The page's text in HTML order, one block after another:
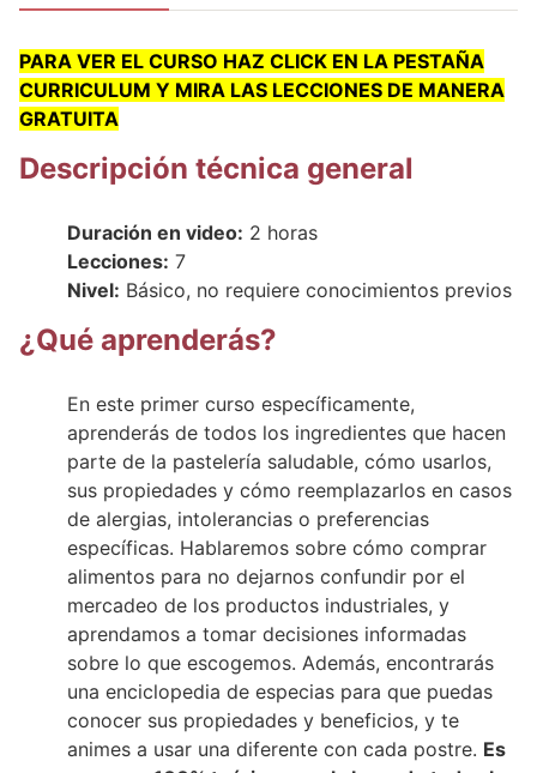
PARA VER EL CURSO HAZ CLICK EN LA PESTAÑA
CURRICULUM Y MIRA LAS LECCIONES DE MANERA
GRATUITA
Descripción técnica general
Duración en video: 2 horas
Lecciones: 7
Nivel: Básico, no requiere conocimientos previos
¿Qué aprenderás?
En este primer curso específicamente,
aprenderás de todos los ingredientes que hacen
parte de la pastelería saludable, cómo usarlos,
sus propiedades y cómo reemplazarlos en casos
de alergias, intolerancias o preferencias
específicas. Hablaremos sobre cómo comprar
alimentos para no dejarnos confundir por el
mercadeo de los productos industriales, y
aprendamos a tomar decisiones informadas
sobre lo que escogemos. Además, encontrarás
una enciclopedia de especias para que puedas
conocer sus propiedades y beneficios, y te
animes a usar una diferente con cada postre. Es